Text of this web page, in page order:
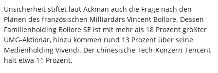
Unsicherheit stiftet laut Ackman auch die Frage nach den
Plänen des französischen Milliardärs Vincent Bollore. Dessen
Familienholding Bollore SE ist mit mehr als 18 Prozent größter
UMG-Aktionär, hinzu kommen rund 13 Prozent über seine
Medienholding Vivendi. Der chinesische Tech-Konzern Tencent
hält etwa 11 Prozent.